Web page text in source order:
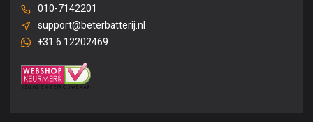
010-7142201
support@beterbatterij.nl
+31 6 12202469